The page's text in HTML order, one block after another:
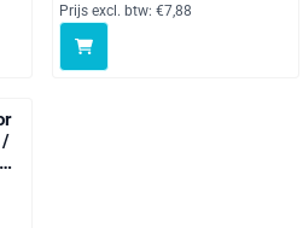
Prijs excl. btw: €7,88
/